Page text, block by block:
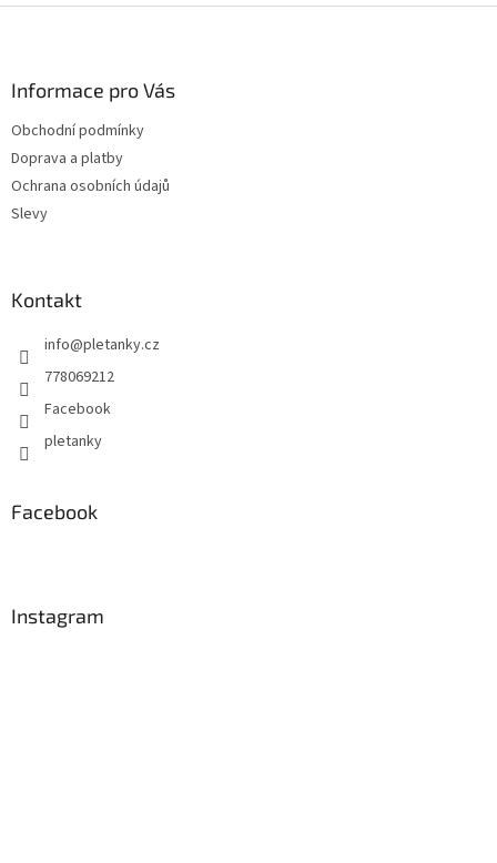
Informace pro Vás
Obchodní podmínky
Doprava a platby
Ochrana osobních údajů
Slevy
Kontakt
info@pletanky.cz
778069212
Facebook
pletanky
Facebook
Instagram